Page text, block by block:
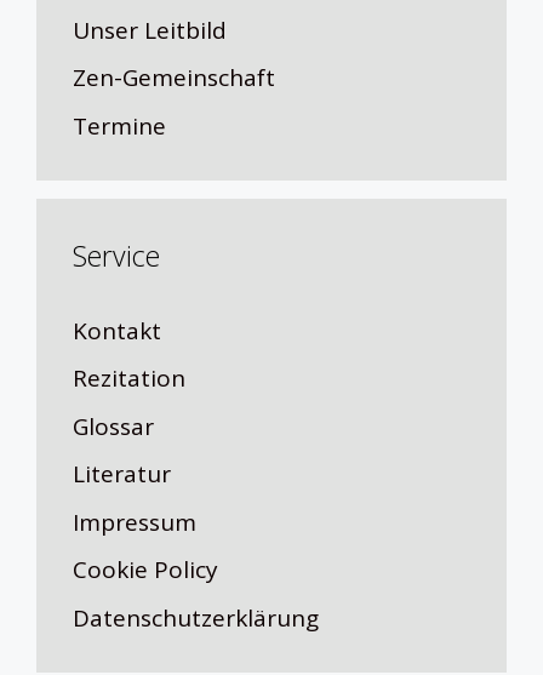
Unser Leitbild
Zen-Gemeinschaft
Termine
Service
Kontakt
Rezitation
Glossar
Literatur
Impressum
Cookie Policy
Datenschutzerklärung